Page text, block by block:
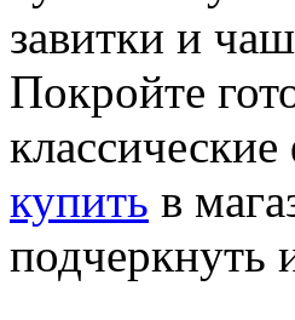
завитки и
Покройте
купить в
подчеркнуть